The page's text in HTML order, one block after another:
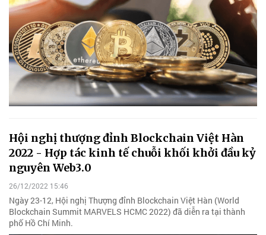
Hội nghị thượng đỉnh Blockchain Việt Hàn
2022 - Hợp tác kinh tế chuỗi khối khởi đầu kỷ
nguyên Web3.0
26/12/2022 15:46
Ngày 23-12, Hội nghị Thượng đỉnh Blockchain Việt Hàn (World
Blockchain Summit MARVELS HCMC 2022) đã diễn ra tại thành
phố Hồ Chí Minh.